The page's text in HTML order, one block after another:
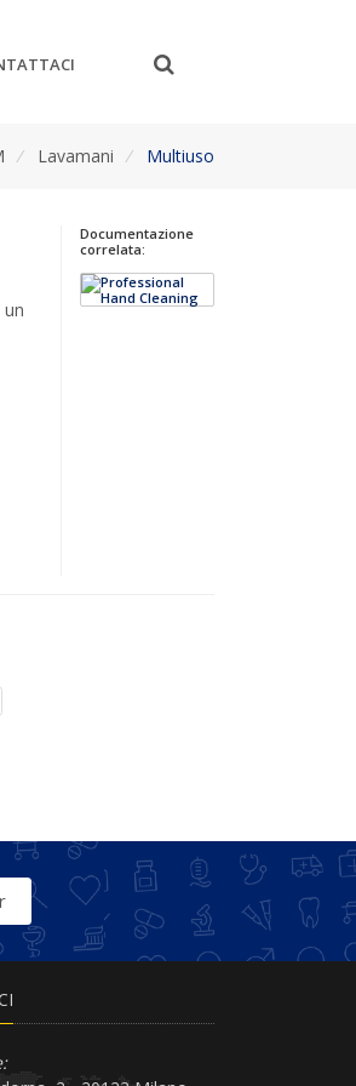
/ Lavamani / Multiuso
Documentazione
correlata: